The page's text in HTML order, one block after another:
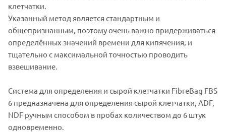
клетчатки.
Указанный метод является стандартным и
общепризнанным, поэтому очень важно придерживаться
определённых значений времени для кипячения, и
тщательно с максимальной точностью проводить
взвешивание.
Система для определения и сырой клетчатки FibreBag FBS
6 предназначена для определения сырой клетчатки, ADF,
NDF ручным способом в пробах количеством до 6 штук
одновременно.